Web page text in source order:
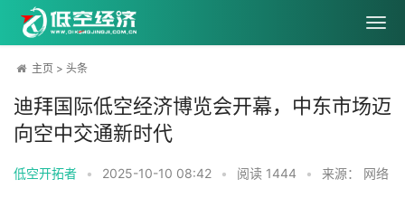
主页 > 头条
迪拜国际低空经济博览会开幕，中东市场迈
向空中交通新时代
低空开拓者 • 2025-10-10 08:42 • 阅读 1444 • 来源： 网络